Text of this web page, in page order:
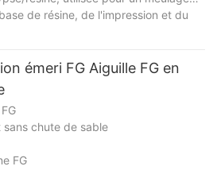
de résine, de l'impression et du
de coupe élevée.
émeri FG Aiguille FG en
sans chute de sable
FG